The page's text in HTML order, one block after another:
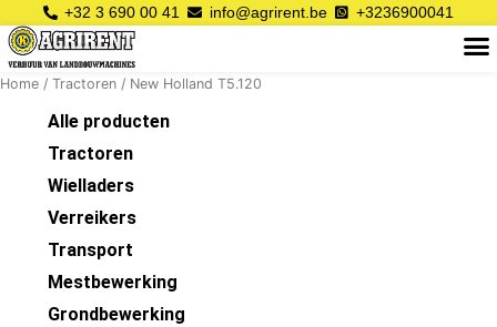
naar
de
inhoud
+32 3 690 00 41 info@agrirent.be +3236900041
Home / Tractoren / New Holland T5.120
Alle producten
Tractoren
Wielladers
Verreikers
Transport
Mestbewerking
Grondbewerking